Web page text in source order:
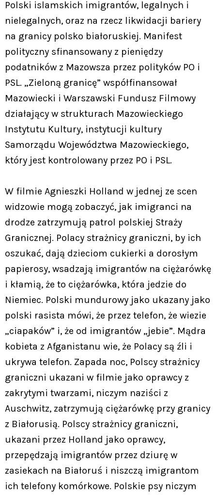
Polski islamskich imigrantów, legalnych i
nielegalnych, oraz na rzecz likwidacji bariery
na granicy polsko białoruskiej. Manifest
polityczny sfinansowany z pieniędzy
podatników z Mazowsza przez polityków PO i
PSL. „Zieloną granicę” współfinansował
Mazowiecki i Warszawski Fundusz Filmowy
działający w strukturach Mazowieckiego
Instytutu Kultury, instytucji kultury
Samorządu Województwa Mazowieckiego,
który jest kontrolowany przez PO i PSL.
W filmie Agnieszki Holland w jednej ze scen
widzowie mogą zobaczyć, jak imigranci na
drodze zatrzymują patrol polskiej Straży
Granicznej. Polacy strażnicy graniczni, by ich
oszukać, dają dzieciom cukierki a dorosłym
papierosy, wsadzają imigrantów na ciężarówkę
i kłamią, że to ciężarówka, która jedzie do
Niemiec. Polski mundurowy jako ukazany jako
polski rasista mówi, że przez telefon, że wiezie
„ciapaków” i, że od imigrantów „jebie”. Mądra
kobieta z Afganistanu wie, że Polacy są źli i
ukrywa telefon. Zapada noc, Polscy strażnicy
graniczni ukazani w filmie jako oprawcy z
zakrytymi twarzami, niczym naziści z
Auschwitz, zatrzymują ciężarówkę przy granicy
z Białorusią. Polscy strażnicy graniczni,
ukazani przez Holland jako oprawcy,
przepędzają imigrantów przez dziurę w
zasiekach na Białoruś i niszczą imigrantom
ich telefony komórkowe. Polskie psy niczym